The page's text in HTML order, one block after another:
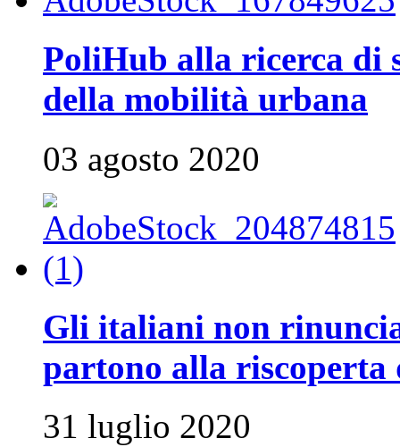
PoliHub alla ricerca di
della mobilità urbana
03 agosto 2020
Gli italiani non
partono alla
31 luglio 2020